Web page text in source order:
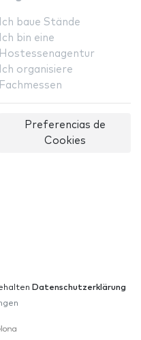
Ich baue Stände
Ich bin eine
Hostessenagentur
Ich organisiere
Fachmessen
Preferencias de
Cookies
Datenschutzerklärung